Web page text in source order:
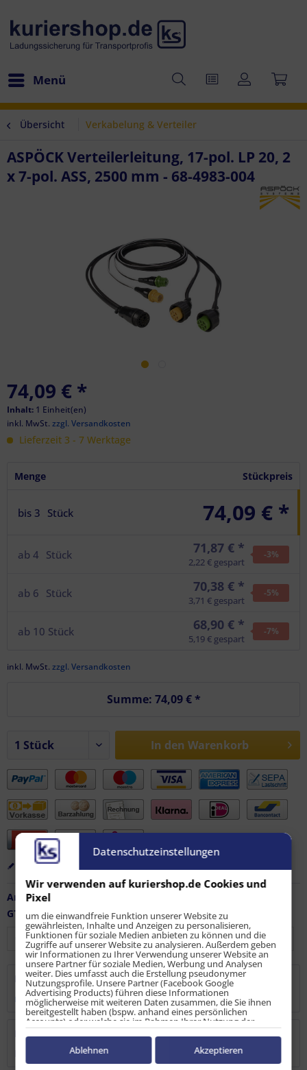
Menü
Übersicht Verkabelung & Verteiler
ASPÖCK Verteilerleitung, 17-pol. LP 20, 2
x 7-pol. ASS, 2500 mm - 68-4983-004
74,09 € *
Inhalt: 1 Einheit(en)
inkl. MwSt. zzgl. Versandkosten
Lieferzeit 3 - 7 Werktage
Menge Stückpreis
bis 3 Stück 74,09 € *
ab 4 Stück 71,87 € *
2,22 € gespart
-3%
ab 6 Stück 70,38 € *
3,71 € gespart
-5%
ab 10 Stück 68,90 € *
5,19 € gespart
-7%
inkl. MwSt. zzgl. Versandkosten
Summe: 74,09 €*
In den Warenkorb
Merken
Artikel-Nr.:
GTIN / EAN:
9010486058731
Beschreibung
mehr
Bewertungen
0
Bewertungen lesen, schreiben und diskutieren...mehr
Datenschutzeinstellungen
Wir verwenden auf kuriershop.de Cookies und
Pixel
um die einwandfreie Funktion unserer Website zu
gewährleisten, Inhalte und Anzeigen zu personalisieren,
Funktionen für soziale Medien anbieten zu können und die
Zugriffe auf unserer Website zu analysieren. Außerdem geben
wir Informationen zu Ihrer Verwendung unserer Website an
unsere Partner für soziale Medien, Werbung und Analysen
weiter. Dies umfasst auch die Erstellung pseudonymer
Nutzungsprofile. Unsere Partner (Facebook Google
Advertising Products) führen diese Informationen
möglicherweise mit weiteren Daten zusammen, die Sie ihnen
bereitgestellt haben (bspw. anhand eines persönlichen
Accounts) oder welche sie im Rahmen Ihrer Nutzung der
Dienste gesammelt haben (bspw. Nutzungsdaten anderer
Geräte). Ihre Einwilligung zur Nutzung von Cookies und Pixeln
können Sie jederzeit widerrufen, indem Sie auf den
Datenschutz-Button links unten klicken und dort die
Ablehnen Akzeptieren